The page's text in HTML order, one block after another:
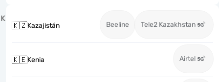
K
🇰🇿Kazajistán Beeline Tele2 Kazakhstan
🇰🇪Kenia Airtel